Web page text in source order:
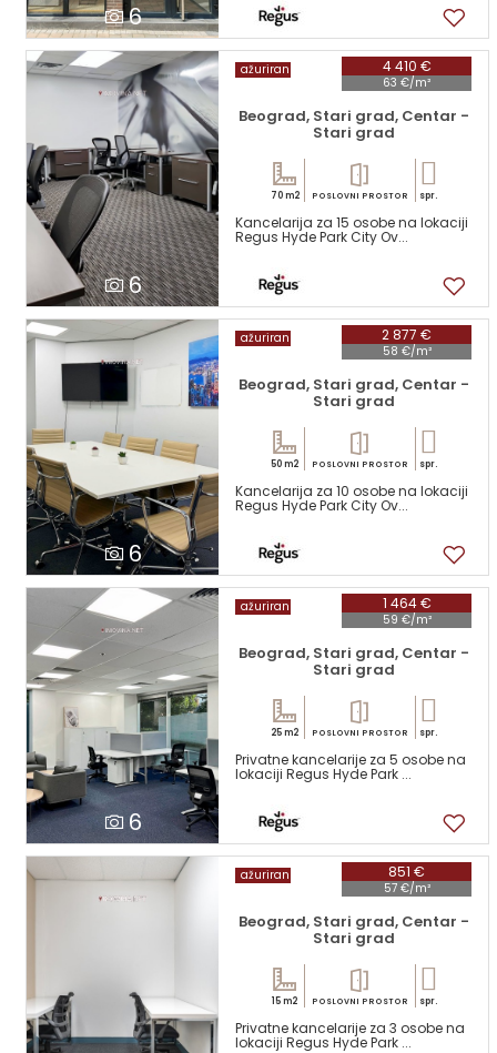
6
6
4 410 €
63 €/m²
ažuriran
Beograd, Stari grad, Centar -
Stari grad
70 m2 POSLOVNI PROSTOR spr.
Kancelarija za 15 osobe na lokaciji
Regus Hyde Park City Ov...
6
2 877 €
58 €/m²
ažuriran
Beograd, Stari grad, Centar -
Stari grad
50 m2 POSLOVNI PROSTOR spr.
Kancelarija za 10 osobe na lokaciji
Regus Hyde Park City Ov...
6
1 464 €
59 €/m²
ažuriran
Beograd, Stari grad, Centar -
Stari grad
25 m2 POSLOVNI PROSTOR spr.
Privatne kancelarije za 5 osobe na
lokaciji Regus Hyde Park ...
851 €
57 €/m²
ažuriran
Beograd, Stari grad, Centar -
Stari grad
15 m2 POSLOVNI PROSTOR spr.
Privatne kancelarije za 3 osobe na
lokaciji Regus Hyde Park ...